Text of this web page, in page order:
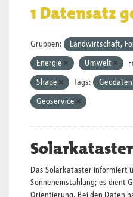
1 Datensatz
Gruppen: Landwirtschaft,
Energie Umwelt
Shape Tags: Geodaten
Geoservice
Solarkataster
Das Solarkataster informiert
Sonneneinstahlung; es dient
Orientierung. Bei den Daten